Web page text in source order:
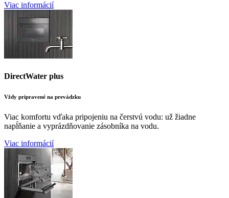
Viac informácií
DirectWater plus
Vždy pripravené na prevádzku
Viac komfortu vďaka pripojeniu na čerstvú vodu: už žiadne
napĺňanie a vyprázdňovanie zásobníka na vodu.
Viac informácií